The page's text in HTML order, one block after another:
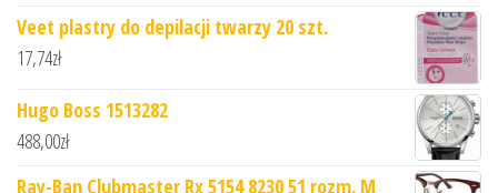
Veet plastry do depilacji twarzy 20 szt.
17,74zł
Hugo Boss 1513282
488,00zł
Ray-Ban Clubmaster Rx 5154 8230 51 rozm. M